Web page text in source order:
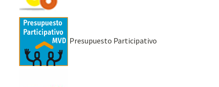
Presupuesto Participativo